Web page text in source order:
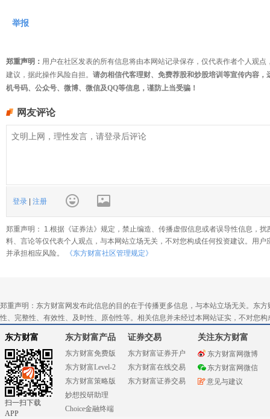
举报
郑重声明： 用户在社区发表的所有信息将由本网站记录保存，仅代表作者个人观
建议，据此操作风险自担。 请勿相信代客理财、免费荐股和炒股培训等宣传内容
机号码、公众号、微博、微信及QQ等信息，谨防上当受骗！
网友评论
登录 注册
郑重声明： 1.根据《证券法》规定，禁止编造、传播虚假信息或者误导性信息，
料、言论等仅代表个人观点，与本网站立场无关，不对您构成任何投资建议。用
并承担相应风险。
《东方财富社区管理规定》
郑重声明：东方财富网发布此信息的目的在于传播更多信息，与本站立场无关。东
性、完整性、有效性、及时性、原创性等。相关信息并未经过本网站证实，不对您
东方财富
扫一扫下载
APP
东方财富产品
东方财富免费版
东方财富Level-2
东方财富策略版
妙想投研助理
Choice金融终端
证券交易
东方财富证券开户
东方财富在线交易
东方财富证券交易
关注东方财富
东方财富网微博
东方财富网微信
意见与建议